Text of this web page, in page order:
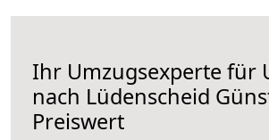
Ihr Umzugsexperte für
nach Lüdenscheid
Preiswert